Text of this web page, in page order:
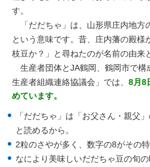
す。
「だだちゃ」は、山形県庄内地方
という意味です。昔、庄内藩の殿様
枝豆か？」と尋ねたのが名前の由来
生産者団体とJA鶴岡、鶴岡市で構
生産者組織連絡協議会」では、 8月8
めています。
「だだちゃ」は「お父さん・親父
と読めるから。
2粒のさやが多く、数字の8がその
なにより美味しいだだちゃ豆の旬の